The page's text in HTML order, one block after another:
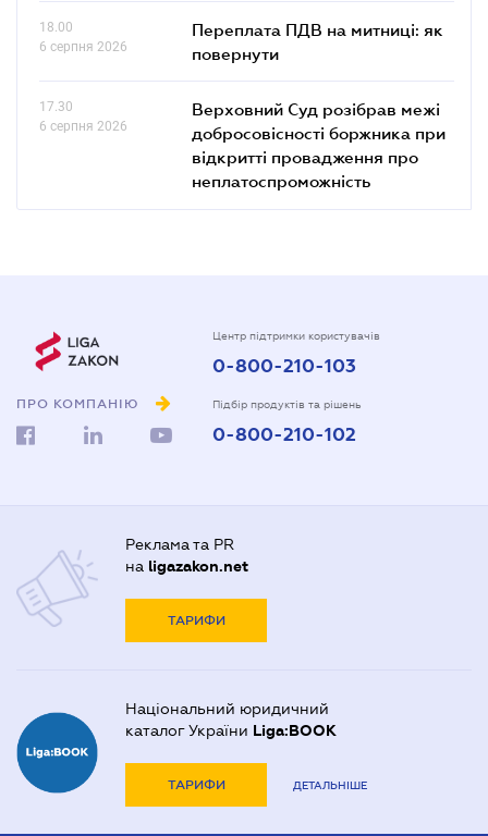
18.00
6 серпня 2026
Переплата ПДВ на митниці: як
повернути
17.30
6 серпня 2026
Верховний Суд розібрав межі
добросовісності боржника при
відкритті провадження про
неплатоспроможність
ПРО КОМПАНІЮ
Центр підтримки користувачів
0-800-210-103
Підбір продуктів та рішень
0-800-210-102
Реклама та PR
на ligazakon.net
ТАРИФИ
Національний юридичний
каталог України Liga:BOOK
ТАРИФИ ДЕТАЛЬНІШЕ